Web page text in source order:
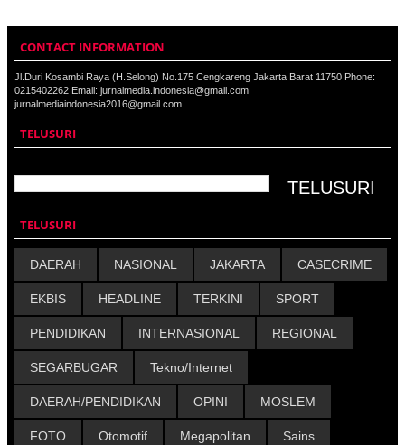
CONTACT INFORMATION
Jl.Duri Kosambi Raya (H.Selong) No.175 Cengkareng Jakarta Barat 11750 Phone:
0215402262 Email: jurnalmedia.indonesia@gmail.com
jurnalmediaindonesia2016@gmail.com
TELUSURI
TELUSURI
DAERAH NASIONAL JAKARTA CASECRIME
EKBIS HEADLINE TERKINI SPORT
PENDIDIKAN INTERNASIONAL REGIONAL
SEGARBUGAR Tekno/Internet
DAERAH/PENDIDIKAN OPINI MOSLEM
FOTO Otomotif Megapolitan Sains